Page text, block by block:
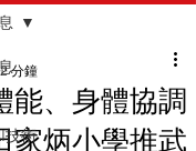
技術
能、身體協調
炳小學推武
分鐘